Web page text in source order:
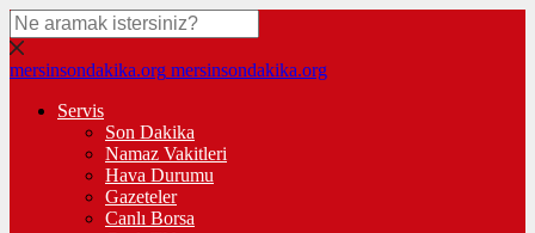
mersinsondakika.org mersinsondakika.org
Servis
Son Dakika
Namaz Vakitleri
Hava Durumu
Gazeteler
Canlı Borsa